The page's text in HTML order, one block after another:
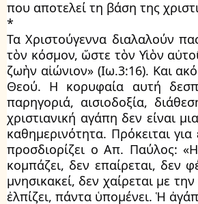
που αποτελεί τη βάση της
*
Τα Χριστούγεννα διαλαλούν
τὸν κόσμον, ὥστε τὸν Υἱὸν
ζωὴν αἰώνιον» (Ιω.3:16). Και
Θεού. Η κορυφαία αυτή
παρηγοριά, αισιοδοξία,
χριστιανική αγάπη δεν είναι
καθημερινότητα. Πρόκειται
προσδιορίζει ο Απ. Παύλος:
κομπάζει, δεν επαίρεται, δεν
μνησικακεί, δεν χαίρεται με
ἐλπίζει, πάντα ὑπομένει. Ἡ